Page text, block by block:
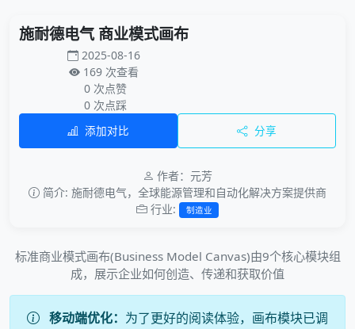
施耐德电气 商业模式画布
2025-08-16
169 次查看
0 次点赞
0 次点踩
添加对比
分享
作者：元芳
简介: 施耐德电气，全球能源管理和自动化解决方案提供商
行业:
制造业
标准商业模式画布(Business Model Canvas)由9个核心模块组
成，展示企业如何创造、传递和获取价值
移动端优化： 为了更好的阅读体验，画布模块已调